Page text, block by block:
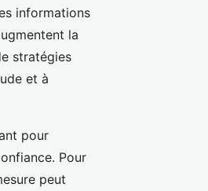
informations
la
stratégies
et à
pour
Pour
peut